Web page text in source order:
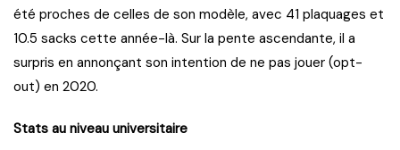
été proches de celles de son modèle, avec 41 plaquages et
10.5 sacks cette année-là. Sur la pente ascendante, il a
surpris en annonçant son intention de ne pas jouer (opt-
out) en 2020.
Stats au niveau universitaire